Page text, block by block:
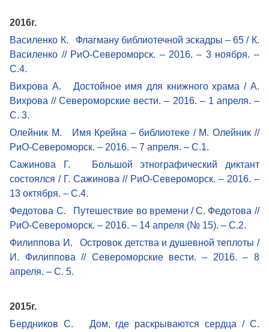
2016г.
Василенко К. Флагману библиотечной эскадры – 65 / К.
Василенко // РиО-Североморск. – 2016. – 3 ноября. –
С.4.
Вихрова А. Достойное имя для книжного храма / А.
Вихрова // Североморские вести. – 2016. – 1 апреля. –
С. 3.
Олейник М. Имя Крейна – библиотеке / М. Олейник //
РиО-Североморск. – 2016. – 7 апреля. – С.1.
Сажинова Г. Большой этнографический диктант
состоялся / Г. Сажинова // РиО-Североморск. – 2016. –
13 октября. – С.4.
Федотова С. Путешествие во времени / С. Федотова //
РиО-Североморск. – 2016. – 14 апреля (№ 15). – С.2.
Филиппова И. Островок детства и душевной теплоты /
И. Филиппова // Североморские вести. – 2016. – 8
апреля. – С. 5.
2015г.
Бердников С. Дом, где раскрываются сердца / С.